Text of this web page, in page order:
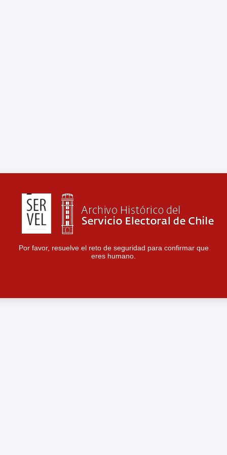
Por favor, resuelve el reto de seguridad para confirmar que
eres humano.